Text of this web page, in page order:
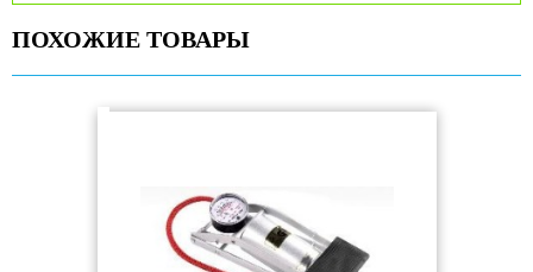
ПОХОЖИЕ ТОВАРЫ